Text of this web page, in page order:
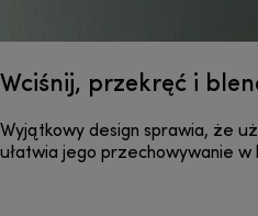
Wciśnij, przekręć i
Wyjątkowy design sprawia, że
ułatwia jego przechowywanie w